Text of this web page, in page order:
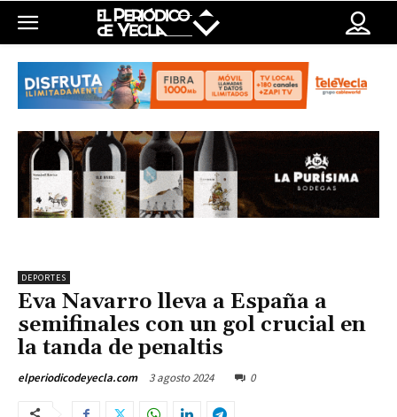
DEPORTES
Eva Navarro lleva a España a
semifinales con un gol crucial en
la tanda de penaltis
elperiodicodeyecla.com 3 agosto 2024 0